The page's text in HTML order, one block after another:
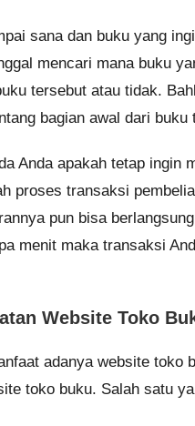
sana dan buku yang
mencari mana buku
tersebut atau tidak.
bagian awal dari buku
Anda apakah tetap ingin
proses transaksi
pun bisa
menit maka transaksi
Website Toko
adanya website toko
toko buku. Salah satu